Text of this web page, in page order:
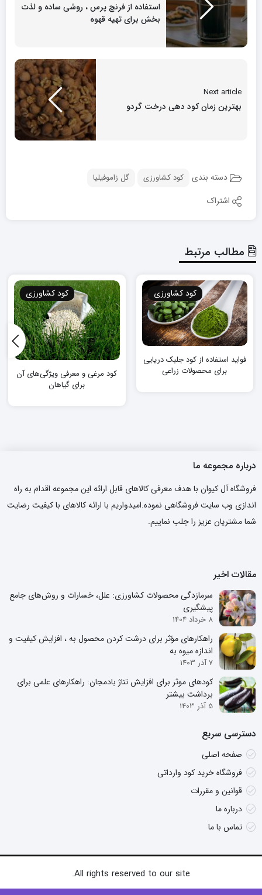
استفاده از فرنچ پرس ، روشی ساده و لذت
بخش برای تهیه قهوه
Next article
بهترین زمان کود دهی درخت گردو
دسته بندی کود کشاورزی گل زاموفیلیا
اشتراک
مطالب مرتبط
کود کشاورزی
فواید استفاده از کود جلبک دریایی
برای محصولات زراعی
کود کشاورزی
کود مرغی و معرفی ویژگی‌های آن
برای گیاهان
درباره مجموعه ما
فروشگاه آل کیوان با هدف معرفی کالاهای قابل ارائه این مجموعه اقدام به راه
اندازی وب سایت فروشگاهی نموده.امیدواریم با ارائه کالاهای با کیفیت رضایت
شما مشتریان عزیز را جلب نماییم.
مقالات اخیر
سرمازدگی محصولات کشاورزی: علل، خسارات و روش‌های جامع
پیشگیری
8 خرداد 1404
راهکارهای مؤثر برای درشت کردن محصول به ، افزایش کیفیت و
اندازه میوه به
7 آذر 1403
کودهای موثر برای افزایش تناژ بادمجان: راهکارهای علمی برای
برداشت بیشتر
5 آذر 1403
دسترسی سریع
صفحه اصلی
فروشگاه خرید کود وارداتی
قوانین و مقررات
درباره ما
تماس با ما
All rights reserved to our site.